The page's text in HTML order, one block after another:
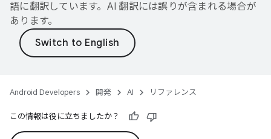
語に翻訳しています。AI 翻訳には誤りが含まれる場合が
あります。
Android Developers 開発 AI リファレンス
この情報は役に立ちましたか？